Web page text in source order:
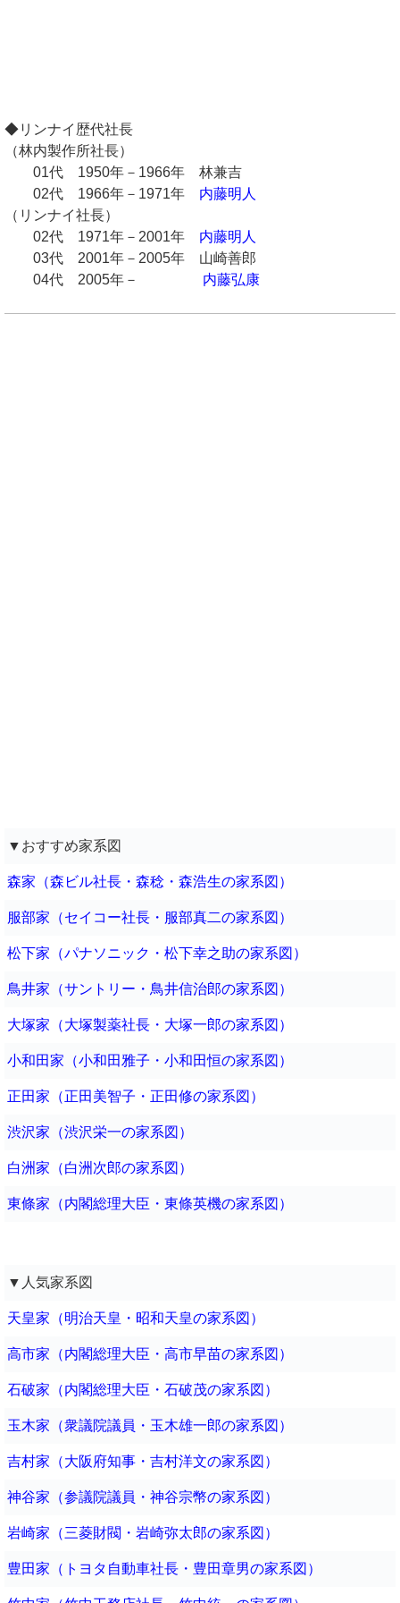
◆リンナイ歴代社長
（林内製作所社長）
01代 1950年－1966年 林兼吉
02代 1966年－1971年 内藤明人
（リンナイ社長）
02代 1971年－2001年 内藤明人
03代 2001年－2005年 山崎善郎
04代 2005年－ 内藤弘康
▼おすすめ家系図
森家（森ビル社長・森稔・森浩生の家系図）
服部家（セイコー社長・服部真二の家系図）
松下家（パナソニック・松下幸之助の家系図）
鳥井家（サントリー・鳥井信治郎の家系図）
大塚家（大塚製薬社長・大塚一郎の家系図）
小和田家（小和田雅子・小和田恒の家系図）
正田家（正田美智子・正田修の家系図）
渋沢家（渋沢栄一の家系図）
白洲家（白洲次郎の家系図）
東條家（内閣総理大臣・東條英機の家系図）
▼人気家系図
天皇家（明治天皇・昭和天皇の家系図）
高市家（内閣総理大臣・高市早苗の家系図）
石破家（内閣総理大臣・石破茂の家系図）
玉木家（衆議院議員・玉木雄一郎の家系図）
吉村家（大阪府知事・吉村洋文の家系図）
神谷家（参議院議員・神谷宗幣の家系図）
岩崎家（三菱財閥・岩崎弥太郎の家系図）
豊田家（トヨタ自動車社長・豊田章男の家系図）